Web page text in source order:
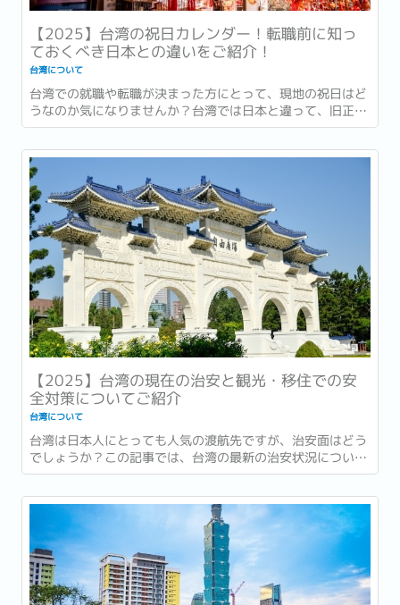
【2025】台湾の祝日カレンダー！転職前に知っ
ておくべき日本との違いをご紹介！
台湾について
台湾での就職や転職が決まった方にとって、現地の祝日はど
うなのか気になりませんか？台湾では日本と違って、旧正月
などの祝日があり、日本とはカレンダー文化が異なる点がい
【2025】台湾の現在の治安と観光・移住での安
全対策についてご紹介
台湾について
台湾は日本人にとっても人気の渡航先ですが、治安面はどう
でしょうか？この記事では、台湾の最新の治安状況につい
て、実際に現地で生活している筆者が、観光や移住を考えて